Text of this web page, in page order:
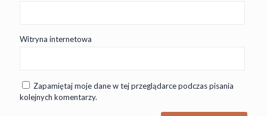
Witryna internetowa
Zapamiętaj moje dane w tej przeglądarce podczas pisania
kolejnych komentarzy.